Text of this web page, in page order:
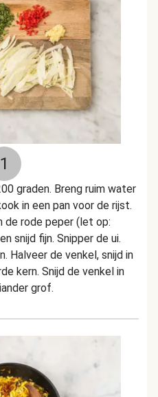
1
graden. Breng ruim water
in een pan voor de rijst.
de rode peper (let op:
snijd fijn. Snipper de ui.
Halveer de venkel, snijd in
kern. Snijd de venkel in
grof.